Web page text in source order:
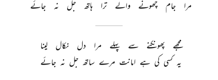
مرا
جام چھونے والے ترا ہاتھ جل نہ جائے
مجھے پھونکنے سے پہلے مرا دل نکال
لینا
یہ کسی کی ہے امانت مرے ساتھ جل نہ جائے